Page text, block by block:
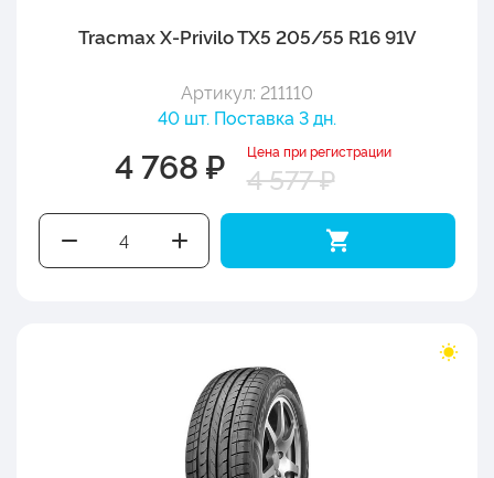
Tracmax X-Privilo TX5 205/55 R16 91V
Артикул: 211110
40 шт. Поставка 3 дн.
4 768 ₽ Цена при регистрации
4 577 ₽